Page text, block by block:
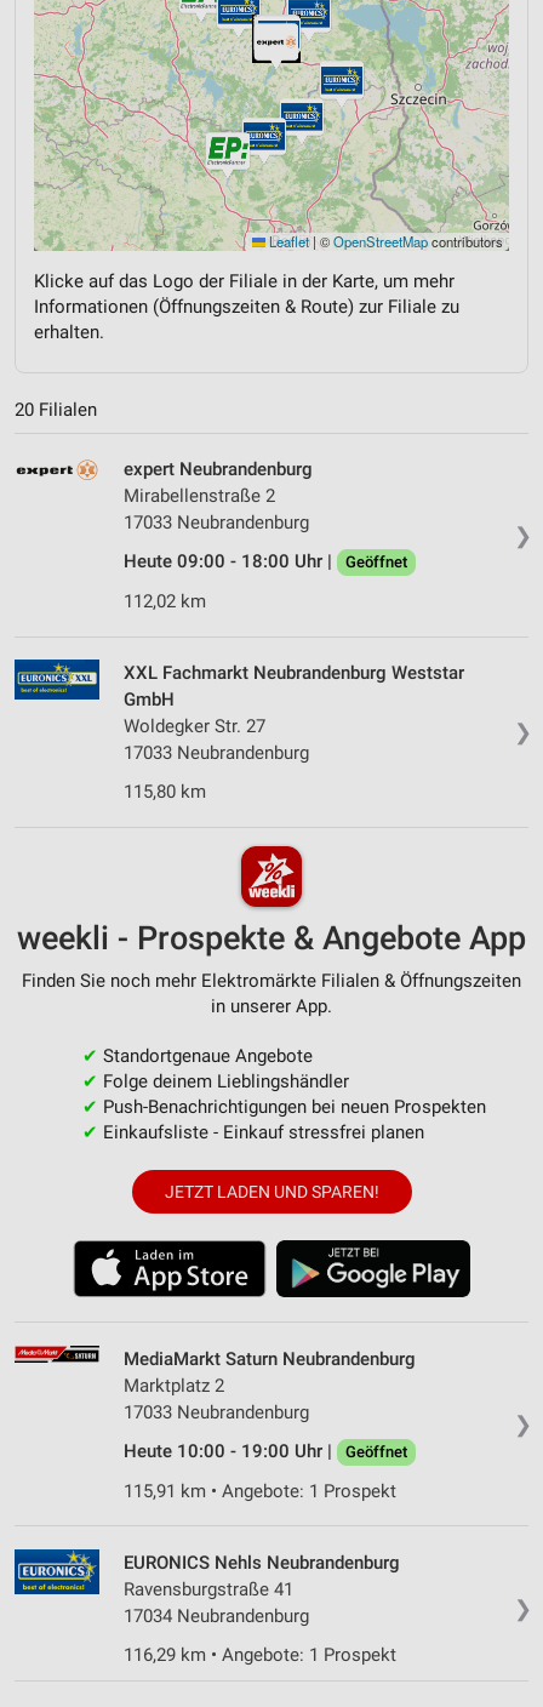
Leaflet | ©OpenStreetMapcontributors
Klicke auf das Logo der Filiale in der Karte, um mehr
Informationen (Öffnungszeiten & Route) zur Filiale zu
erhalten.
20 Filialen
❯
expert Neubrandenburg
Mirabellenstraße 2
17033 Neubrandenburg
Heute 09:00 - 18:00 Uhr |
Geöffnet
112,02 km
❯
XXL Fachmarkt Neubrandenburg Weststar
GmbH
Woldegker Str. 27
17033 Neubrandenburg
115,80 km
weekli - Prospekte & Angebote App
Finden Sie noch mehr Elektromärkte Filialen & Öffnungszeiten
in unserer App.
✔ Standortgenaue Angebote
✔ Folge deinem Lieblingshändler
✔ Push-Benachrichtigungen bei neuen Prospekten
✔ Einkaufsliste - Einkauf stressfrei planen
JETZT LADEN UND SPAREN!
❯
MediaMarkt Saturn Neubrandenburg
Marktplatz 2
17033 Neubrandenburg
Heute 10:00 - 19:00 Uhr |
Geöffnet
115,91 km • Angebote: 1 Prospekt
❯
EURONICS Nehls Neubrandenburg
Ravensburgstraße 41
17034 Neubrandenburg
116,29 km • Angebote: 1 Prospekt